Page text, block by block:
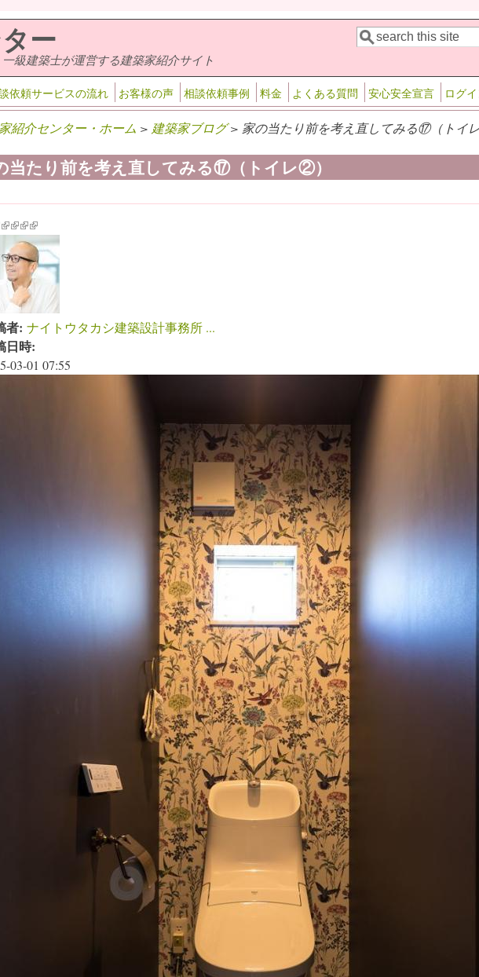
ー
級建築士が運営する建築家紹介サイト 検索フォーム
検索
依頼サービスの流れ お客様の声 相談依頼事例 料金 よくある質問 安心安全宣言 ログ
紹介センター・ホーム > 建築家ブログ> 家の当たり前を考え直してみる⑰（トイ
当たり前を考え直してみる⑰（トイレ②）
is external)
is external)
(link is external)
(link is external)
(link is external)
(link is external)
者: ナイトウタカシ建築設計事務所 ...
日時:
03-01 07:55